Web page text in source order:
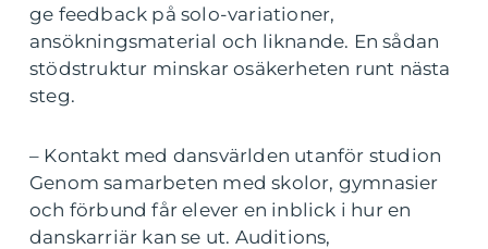
ge feedback på solo-variationer,
ansökningsmaterial och liknande. En sådan
stödstruktur minskar osäkerheten runt nästa
steg.
– Kontakt med dansvärlden utanför studion
Genom samarbeten med skolor, gymnasier
och förbund får elever en inblick i hur en
danskarriär kan se ut. Auditions,